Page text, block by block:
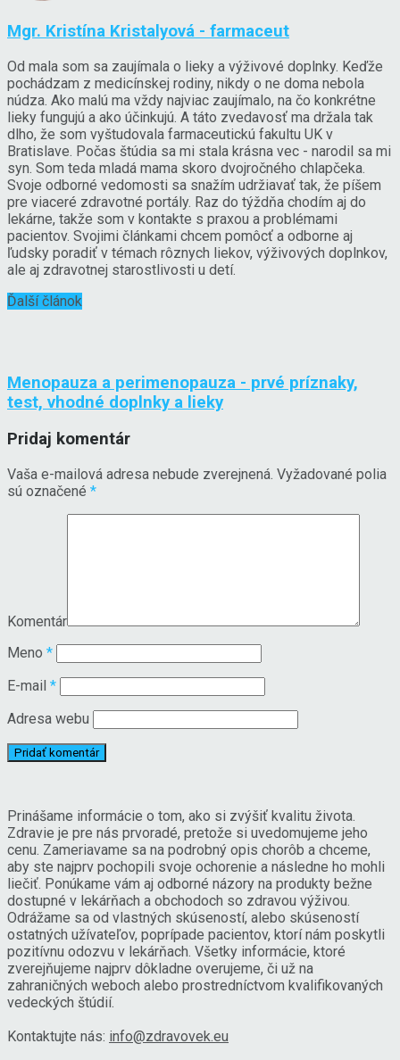
Mgr. Kristína Kristalyová - farmaceut
Od mala som sa zaujímala o lieky a výživové doplnky. Keďže
pochádzam z medicínskej rodiny, nikdy o ne doma nebola
núdza. Ako malú ma vždy najviac zaujímalo, na čo konkrétne
lieky fungujú a ako účinkujú. A táto zvedavosť ma držala tak
dlho, že som vyštudovala farmaceutickú fakultu UK v
Bratislave. Počas štúdia sa mi stala krásna vec - narodil sa mi
syn. Som teda mladá mama skoro dvojročného chlapčeka.
Svoje odborné vedomosti sa snažím udržiavať tak, že píšem
pre viaceré zdravotné portály. Raz do týždňa chodím aj do
lekárne, takže som v kontakte s praxou a problémami
pacientov. Svojimi článkami chcem pomôcť a odborne aj
ľudsky poradiť v témach rôznych liekov, výživových doplnkov,
ale aj zdravotnej starostlivosti u detí.
Ďalší článok
Menopauza a perimenopauza - prvé príznaky,
test, vhodné doplnky a lieky
Pridaj komentár
Vaša e-mailová adresa nebude zverejnená. Vyžadované polia
sú označené *
Komentár
Meno *
E-mail *
Adresa webu
Prinášame informácie o tom, ako si zvýšiť kvalitu života.
Zdravie je pre nás prvoradé, pretože si uvedomujeme jeho
cenu. Zameriavame sa na podrobný opis chorôb a chceme,
aby ste najprv pochopili svoje ochorenie a následne ho mohli
liečiť. Ponúkame vám aj odborné názory na produkty bežne
dostupné v lekárňach a obchodoch so zdravou výživou.
Odrážame sa od vlastných skúseností, alebo skúseností
ostatných užívateľov, poprípade pacientov, ktorí nám poskytli
pozitívnu odozvu v lekárňach. Všetky informácie, ktoré
zverejňujeme najprv dôkladne overujeme, či už na
zahraničných weboch alebo prostredníctvom kvalifikovaných
vedeckých štúdií.
Kontaktujte nás: info@zdravovek.eu